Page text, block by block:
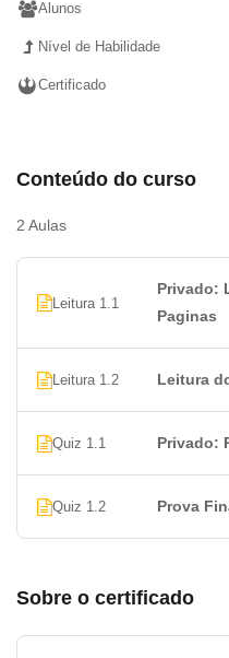
Preparado para
Espírito empreendedor
TRABALHADOR
Qualidade
Mensuração da
Indicadores
Qualidade total
Programas de
Programa de
Programa de
Métodos
Alunos
Nível de Habilidade
Certificado
Conteúdo do curso
2 Aulas
Leitura 1.1
Privado:
Paginas
Leitura 1.2 Leitura
Quiz 1.1 Privado:
Quiz 1.2 Prova
Sobre o certificado